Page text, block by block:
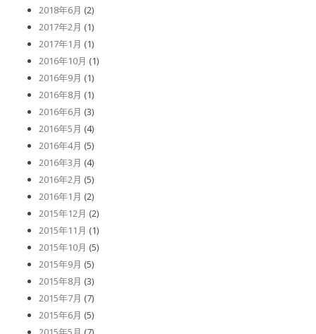
2018年6月 (2)
2017年2月 (1)
2017年1月 (1)
2016年10月 (1)
2016年9月 (1)
2016年8月 (1)
2016年6月 (3)
2016年5月 (4)
2016年4月 (5)
2016年3月 (4)
2016年2月 (5)
2016年1月 (2)
2015年12月 (2)
2015年11月 (1)
2015年10月 (5)
2015年9月 (5)
2015年8月 (3)
2015年7月 (7)
2015年6月 (5)